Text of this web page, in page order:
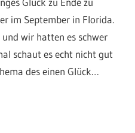
im September in Florida.
wir hatten es schwer
schaut es echt nicht gut
des einen Glück…